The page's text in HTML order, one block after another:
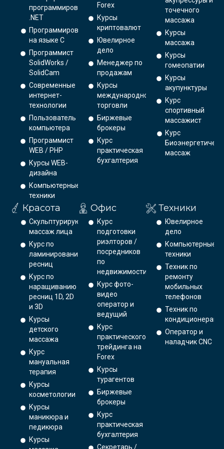
программирования
.NET
Программирование
на языке С
Программист
SolidWorks /
SolidCam
Современные
интернет-
технологии
Пользователь
компьютера
Программист
WEB / PHP
Курсы WEB-
дизайна
Компьютерные
техники
Forex
Курсы
криптовалют
Ювелирное
дело
Менеджер по
продажам
Курсы
международной
торговли
Биржевые
брокеры
Курс
практическая
бухгалтерия
точечного
массажа
Курсы
массажа
Курсы
гомеопатии
Курсы
акупунктуры
Курс
спортивный
массажист
Курс
массаж
Красота
Скульптурирующий
массаж лица
Курс по
ламинированию
ресниц
Курс по
наращиванию
ресниц 1D, 2D
и 3D
Курсы
детского
массажа
Курс
мануальная
терапия
Курсы
косметологии
Курсы
маникюра и
педикюра
Курсы
Офис
Курс
подготовки
риэлторов /
посредников
по
недвижимости
Курс фото-
видео
оператор и
ведущий
Курс
практического
трейдинга на
Forex
Курсы
турагентов
Биржевые
брокеры
Курс
практическая
бухгалтерия
Секретарь /
Техники
Ювелирное
дело
Компьютерные
техники
Техник по
ремонту
мобильных
телефонов
Техник по
кондиционерам
Оператор и
наладчик CNC